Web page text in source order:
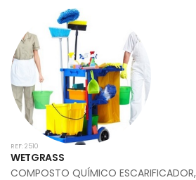
REF: 2510
WETGRASS
COMPOSTO QUÍMICO ESCARIFICADOR,